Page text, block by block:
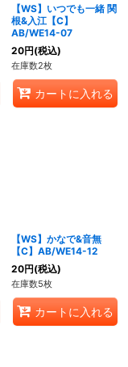
【WS】いつでも一緒 関
根&入江【C】
AB/WE14-07
20円(税込)
在庫数2枚
カートに入れる
【WS】かなで&音無
【C】AB/WE14-12
20円(税込)
在庫数5枚
カートに入れる